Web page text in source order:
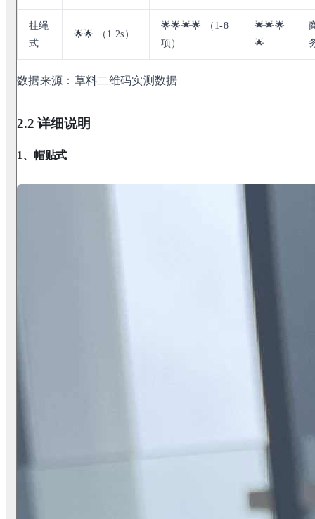
挂绳
式
🌟🌟 （1.2s）
🌟🌟🌟🌟 （1-8
项）
🌟🌟🌟
🌟
数据来源：草料二维码实测数据
2.2 详细说明
1、帽贴式